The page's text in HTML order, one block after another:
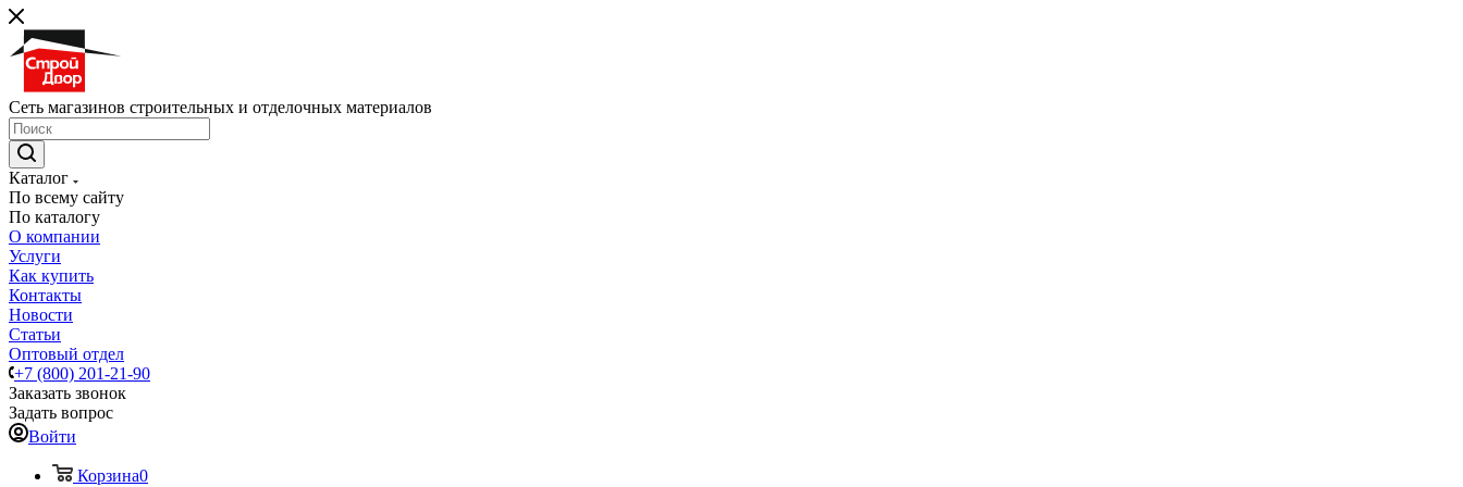
Сеть магазинов строительных и отделочных материалов
Каталог
По всему сайту
По каталогу
О компании
Услуги
Как купить
Контакты
Новости
Статьи
Оптовый отдел
+7 (800) 201-21-90
Заказать звонок
Задать вопрос
Войти
Корзина0